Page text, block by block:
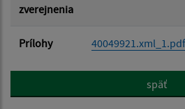
zverejnenia
Prílohy 40049921.xml_1.pdf
späť